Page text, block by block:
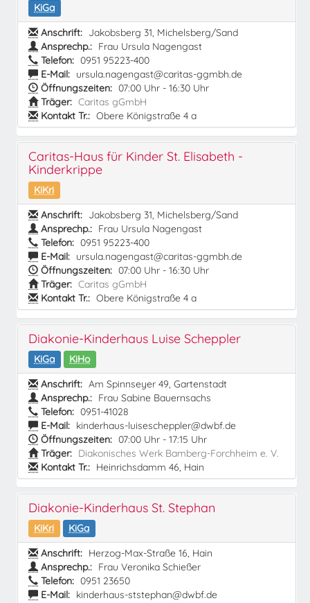
KiGa
Anschrift: Jakobsberg 31, Michelsberg/Sand
Ansprechp.: Frau Ursula Nagengast
Telefon: 0951 95223-400
E-Mail: ursula.nagengast@caritas-ggmbh.de
Öffnungszeiten: 07:00 Uhr - 16:30 Uhr
Träger: Caritas gGmbH
Kontakt Tr.: Obere Königstraße 4 a
Caritas-Haus für Kinder St. Elisabeth -
Kinderkrippe
KiKri
Anschrift: Jakobsberg 31, Michelsberg/Sand
Ansprechp.: Frau Ursula Nagengast
Telefon: 0951 95223-400
E-Mail: ursula.nagengast@caritas-ggmbh.de
Öffnungszeiten: 07:00 Uhr - 16:30 Uhr
Träger: Caritas gGmbH
Kontakt Tr.: Obere Königstraße 4 a
Diakonie-Kinderhaus Luise Scheppler
KiGa
KiHo
Anschrift: Am Spinnseyer 49, Gartenstadt
Ansprechp.: Frau Sabine Bauernsachs
Telefon: 0951-41028
E-Mail: kinderhaus-luisescheppler@dwbf.de
Öffnungszeiten: 07:00 Uhr - 17:15 Uhr
Träger: Diakonisches Werk Bamberg-Forchheim e. V.
Kontakt Tr.: Heinrichsdamm 46, Hain
Diakonie-Kinderhaus St. Stephan
KiKri
KiGa
Anschrift: Herzog-Max-Straße 16, Hain
Ansprechp.: Frau Veronika Schießer
Telefon: 0951 23650
E-Mail: kinderhaus-ststephan@dwbf.de